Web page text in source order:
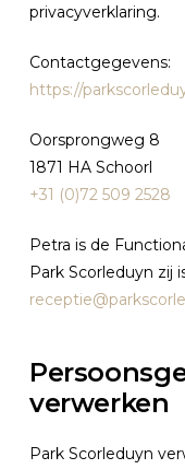
privacyverklaring.
Contactgegevens:
https://
Oorsprongweg 8
1871 HA Schoorl
+31 (0)72 509 2528
Petra is de
Park Scorleduyn zij
verwerken
Park Scorleduyn